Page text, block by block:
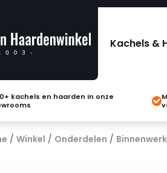
Kachels &
kachels en haarden in onze
/ Winkel / Onderdelen /